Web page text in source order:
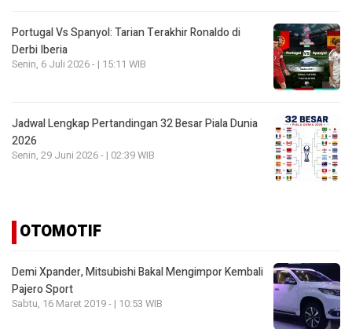
Portugal Vs Spanyol: Tarian Terakhir Ronaldo di
Derbi Iberia
Senin, 6 Juli 2026 - | 15:11 WIB
Jadwal Lengkap Pertandingan 32 Besar Piala Dunia
2026
Senin, 29 Juni 2026 - | 02:39 WIB
OTOMOTIF
Demi Xpander, Mitsubishi Bakal Mengimpor Kembali
Pajero Sport
Sabtu, 16 Maret 2019 - | 10:53 WIB